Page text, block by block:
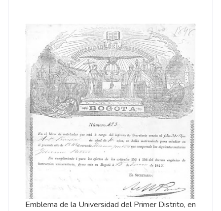
Emblema de la Universidad del Primer Distrito, en